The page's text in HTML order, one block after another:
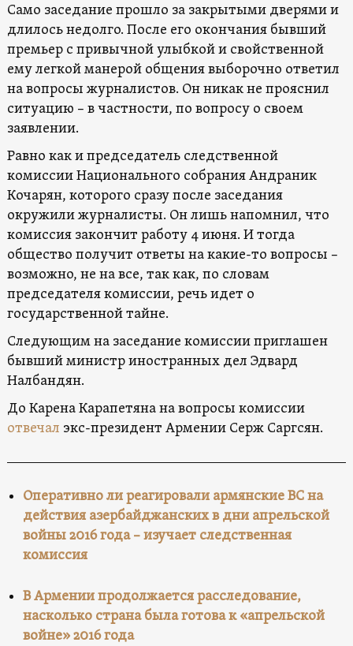
Само заседание прошло за закрытыми дверями и
длилось недолго. После его окончания бывший
премьер с привычной улыбкой и свойственной
ему легкой манерой общения выборочно ответил
на вопросы журналистов. Он никак не прояснил
ситуацию – в частности, по вопросу о своем
заявлении.
Равно как и председатель следственной
комиссии Национального собрания Андраник
Кочарян, которого сразу после заседания
окружили журналисты. Он лишь напомнил, что
комиссия закончит работу 4 июня. И тогда
общество получит ответы на какие-то вопросы –
возможно, не на все, так как, по словам
председателя комиссии, речь идет о
государственной тайне.
Следующим на заседание комиссии приглашен
бывший министр иностранных дел Эдвард
Налбандян.
До Карена Карапетяна на вопросы комиссии
отвечал экс-президент Армении Серж Саргсян.
Оперативно ли реагировали армянские ВС на
действия азербайджанских в дни апрельской
войны 2016 года – изучает следственная
комиссия
В Армении продолжается расследование,
насколько страна была готова к «апрельской
войне» 2016 года